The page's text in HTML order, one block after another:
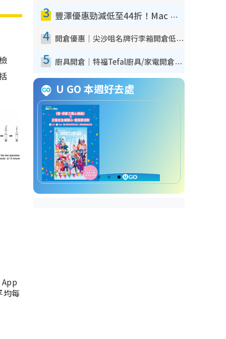
均每
3 豐澤優惠勁減低至44折！Mac mini/iPhone17Pro大減價！廚房家電$220起
4 開倉優惠｜尖沙咀名牌行李箱開倉低至4折！一連5日 American Tourister/ace./Hallmark $200起！
5 廚具開倉｜特福Tefal廚具/家電開倉低至3折！$220起買平底鍋/炒鑊/湯煲！電飯煲/吸塵機/燙斗$418起
U GO 本週好去處